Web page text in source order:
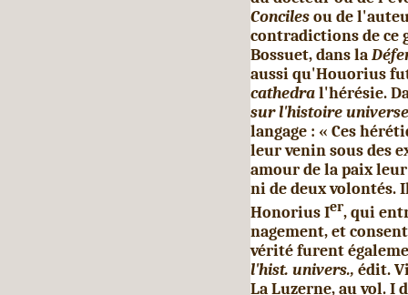
Concilesou de
contradictions de ce
Bossuet, dans la
aussi qu'Houorius
cathedral'hérésie.
sur l'histoire
langage : « Ces
leur venin sous des
amour de la paix
ni de deux volontés.
Honorius Ier, qui
nagement, et
vérité furent
l'hist. univers., édit.
La Luzerne, au vol. I